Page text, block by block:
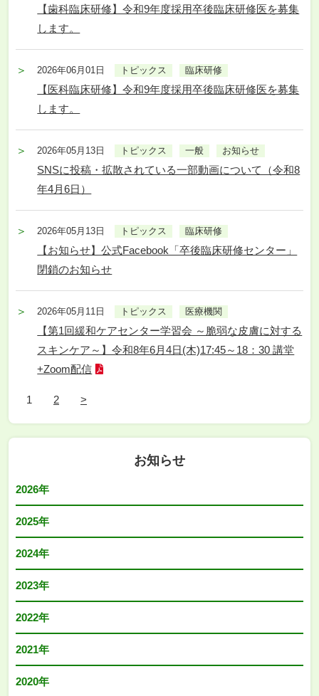
【歯科臨床研修】令和9年度採用卒後臨床研修医を募集
します。
2026年06月01日 トピックス 臨床研修
【医科臨床研修】令和9年度採用卒後臨床研修医を募集
します。
2026年05月13日 トピックス 一般 お知らせ
SNSに投稿・拡散されている一部動画について（令和8
年4月6日）
2026年05月13日 トピックス 臨床研修
【お知らせ】公式Facebook「卒後臨床研修センター」
閉鎖のお知らせ
2026年05月11日 トピックス 医療機関
【第1回緩和ケアセンター学習会 ～脆弱な皮膚に対する
スキンケア～】令和8年6月4日(木)17:45～18：30 講堂
+Zoom配信
1 2 >
お知らせ
2026年
2025年
2024年
2023年
2022年
2021年
2020年